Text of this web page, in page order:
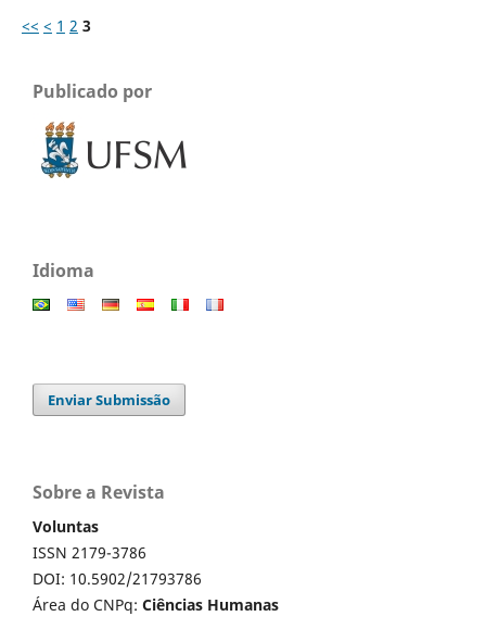
<< < 1 2 3
Publicado por
Idioma
Enviar Submissão
Sobre a Revista
Voluntas
ISSN 2179-3786
DOI: 10.5902/21793786
Área do CNPq: Ciências Humanas